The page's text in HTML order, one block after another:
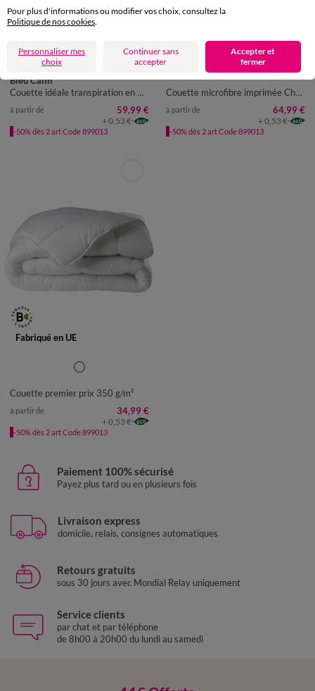
Bleu Calin
Couette idéale transpiration en microfibre QuickDry® 400 g/m²
à partir de 59,99 €
+ 0,53 €
-50% dès 2 art Code 899013
Couette microfibre imprimée Chat 400g/m²
à partir de 64,99 €
+ 0,53 €
-50% dès 2 art Code 899013
Fabriqué en UE
Couette premier prix 350 g/m²
à partir de 34,99 €
+ 0,53 €
-50% dès 2 art Code 899013
Paiement 100% sécurisé
Payez plus tard ou en plusieurs fois
Livraison express
domicile, relais, consignes automatiques
Retours gratuits
sous 30 jours avec Mondial Relay uniquement
Service clients
par chat et par téléphone
de 8h00 à 20h00 du lundi au samedi
Pour plus d'informations ou modifier vos choix, consultez la
Politique de nos cookies
Personnaliser mes
choix
Continuer sans
accepter
Accepter et
fermer